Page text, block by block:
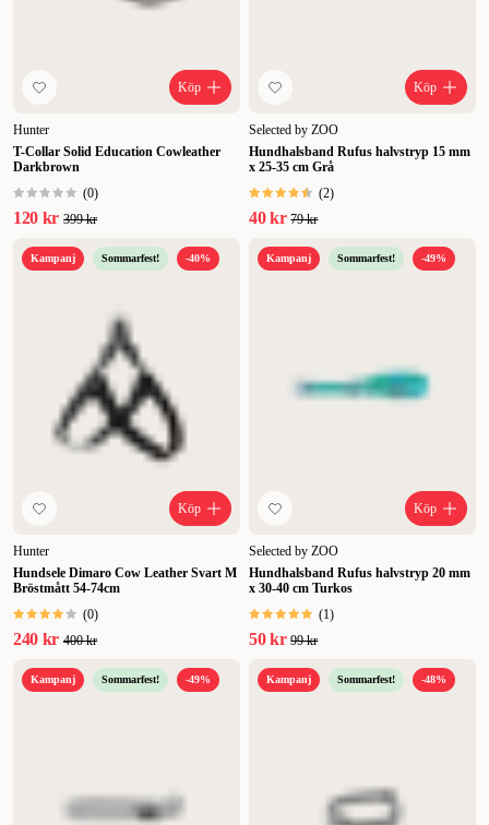
Köp
Hunter
T-Collar Solid Education Cowleather
Darkbrown
(0)
120 kr 399 kr
Köp
Selected by ZOO
Hundhalsband Rufus halvstryp 15 mm
x 25-35 cm Grå
(2)
40 kr 79 kr
Kampanj Sommarfest! -40%
Köp
Hunter
Hundsele Dimaro Cow Leather Svart M
Bröstmått 54-74cm
(0)
240 kr 400 kr
Kampanj Sommarfest! -49%
Köp
Selected by ZOO
Hundhalsband Rufus halvstryp 20 mm
x 30-40 cm Turkos
(1)
50 kr 99 kr
Kampanj Sommarfest! -49% Kampanj Sommarfest! -48%